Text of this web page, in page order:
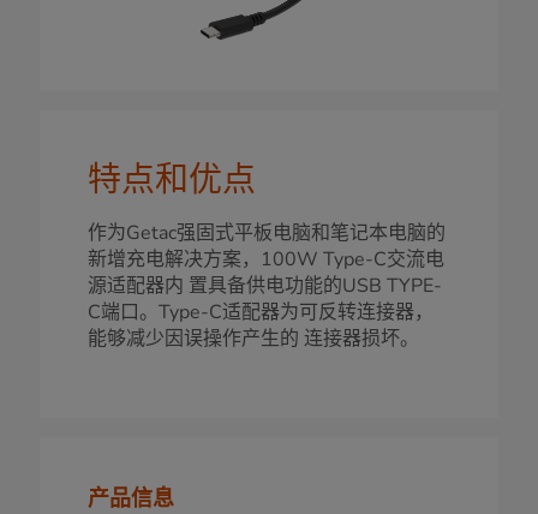
特点和优点
作为Getac强固式平板电脑和笔记本电脑的
新增充电解决方案，100W Type-C交流电
源适配器内 置具备供电功能的USB TYPE-
C端口。Type-C适配器为可反转连接器，
能够减少因误操作产生的 连接器损坏。
产品信息